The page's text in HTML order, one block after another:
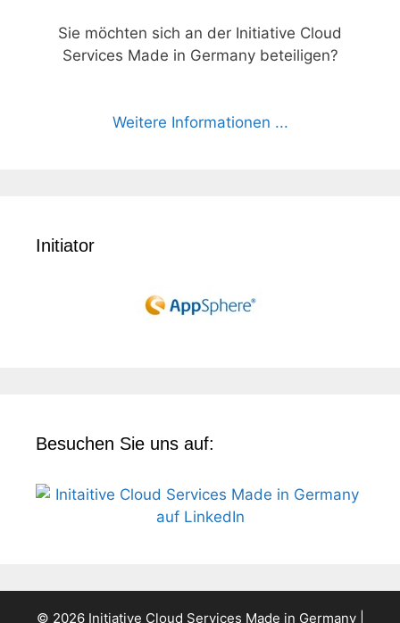
Sie möchten sich an der Initiative Cloud
Services Made in Germany beteiligen?
Weitere Informationen ...
Initiator
Besuchen Sie uns auf:
© 2026 Initiative Cloud Services Made in Germany |